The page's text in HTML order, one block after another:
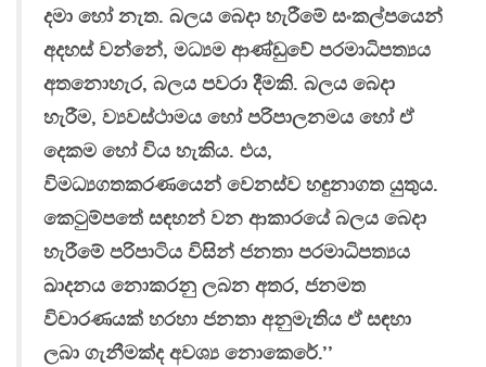
දමා හෝ නැත. බලය බෙදා හැරීමේ සංකල්පයෙන්
අදහස් වන්නේ, මධ්‍යම ආණ්ඩුවේ පරමාධිපත්‍යය
අතනොහැර, බලය පවරා දීමකි. බලය බෙදා
හැරීම, ව්‍යවස්ථාමය හෝ පරිපාලනමය හෝ ඒ
දෙකම හෝ විය හැකිය. එය,
විමධ්‍යගතකරණයෙන් වෙනස්ව හඳුනාගත යුතුය.
කෙටුම්පතේ සඳහන් වන ආකාරයේ බලය බෙදා
හැරීමේ පරිපාටිය විසින් ජනතා පරමාධිපත්‍යය
ඛාදනය නොකරනු ලබන අතර, ජනමත
විචාරණයක් හරහා ජනතා අනුමැතිය ඒ සඳහා
ලබා ගැනීමක්ද අවශ්‍ය නොකෙරේ.’’